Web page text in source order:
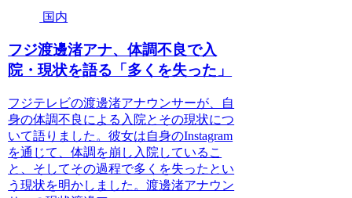
国内
フジ渡邊渚アナ、体調不良で入
院・現状を語る「多くを失った」
フジテレビの渡邊渚アナウンサーが、自
身の体調不良による入院とその現状につ
いて語りました。彼女は自身のInstagram
を通じて、体調を崩し入院しているこ
と、そしてその過程で多くを失ったとい
う現状を明かしました。渡邊渚アナウン